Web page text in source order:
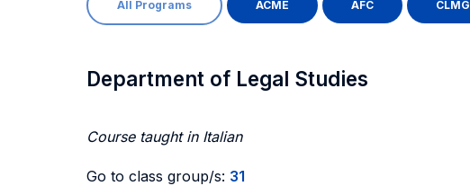
All Programs ACME AFC CLMG
Department of Legal Studies
Course taught in Italian
Go to class group/s: 31